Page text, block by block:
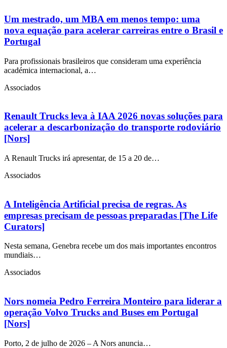
Um mestrado, um MBA em menos tempo: uma
nova equação para acelerar carreiras entre o Brasil e
Portugal
Para profissionais brasileiros que consideram uma experiência
académica internacional, a…
Associados
Renault Trucks leva à IAA 2026 novas soluções para
acelerar a descarbonização do transporte rodoviário
[Nors]
A Renault Trucks irá apresentar, de 15 a 20 de…
Associados
A Inteligência Artificial precisa de regras. As
empresas precisam de pessoas preparadas [The Life
Curators]
Nesta semana, Genebra recebe um dos mais importantes encontros
mundiais…
Associados
Nors nomeia Pedro Ferreira Monteiro para liderar a
operação Volvo Trucks and Buses em Portugal
[Nors]
Porto, 2 de julho de 2026 – A Nors anuncia…